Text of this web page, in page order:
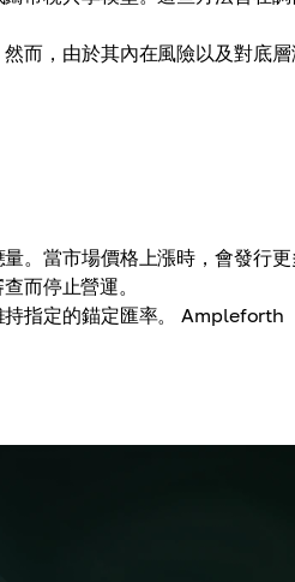
而，由於其內在風險以及對底
。當市場價格上漲時，會發行
而停止營運。
持指定的錨定匯率。 Ampleforth